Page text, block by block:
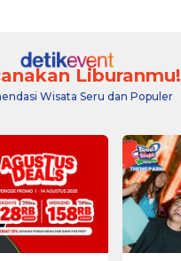
Liburanmu!
Wisata Seru dan Populer